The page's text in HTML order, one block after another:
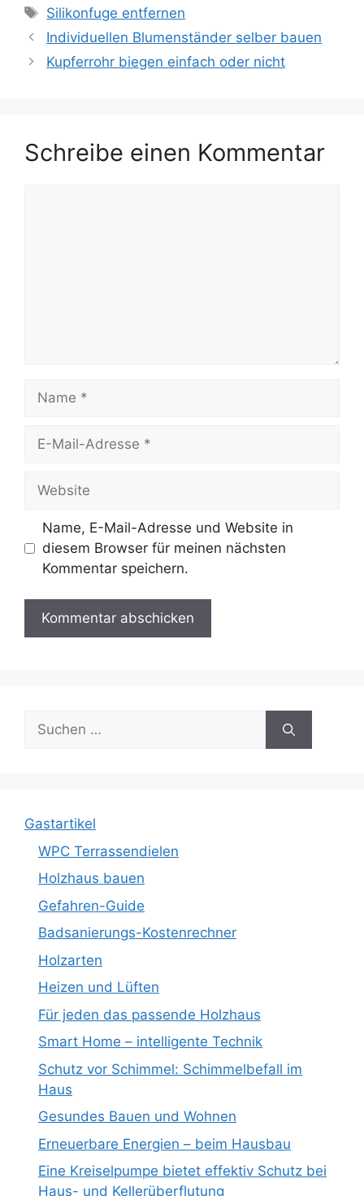
Schlagwörter
Silikonfuge entfernen
Individuellen Blumenständer selber bauen
Kupferrohr biegen einfach oder nicht
Schreibe einen Kommentar
Mail-
Name, E-Mail-Adresse und Website in
diesem Browser für meinen nächsten
Kommentar speichern.
Suche
nach:
Gastartikel
WPC Terrassendielen
Holzhaus bauen
Gefahren-Guide
Badsanierungs-Kostenrechner
Holzarten
Heizen und Lüften
Für jeden das passende Holzhaus
Smart Home – intelligente Technik
Schutz vor Schimmel: Schimmelbefall im
Haus
Gesundes Bauen und Wohnen
Erneuerbare Energien – beim Hausbau
Eine Kreiselpumpe bietet effektiv Schutz bei
Haus- und Kellerüberflutung